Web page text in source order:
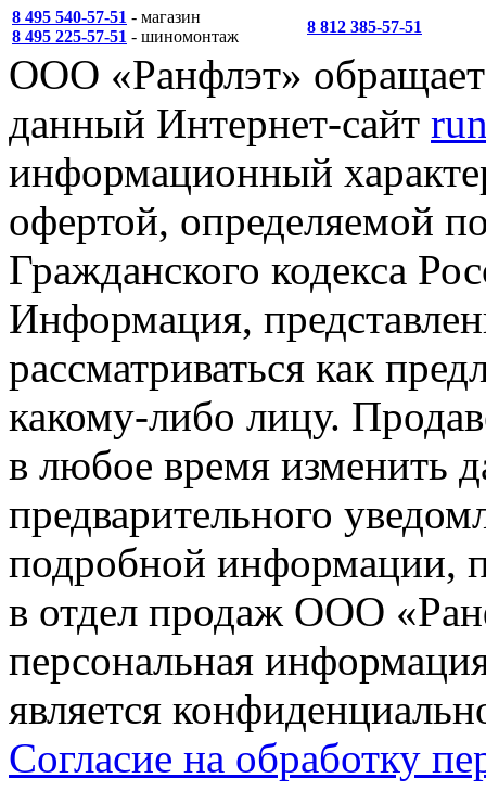
8 495 540-57-51 - магазин
8 495 225-57-51 - шиномонтаж
8 812 385-57-51
ООО «Ранфлэт»
данный Интернет-сайт
информационный
офертой, определяемой
Гражданского кодекса
Информация,
рассматриваться как
какому-либо лицу.
в любое время изменить
предварительного
подробной информации,
в отдел продаж ООО
персональная
является
Согласие на обработку